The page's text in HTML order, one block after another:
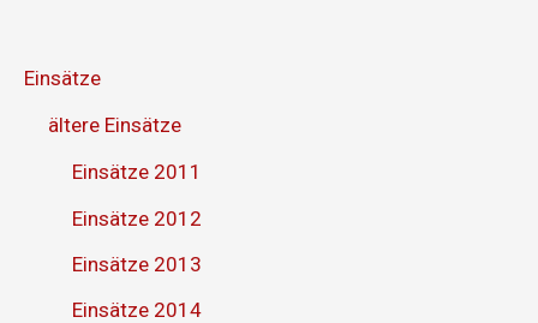
Einsätze
ältere Einsätze
Einsätze 2011
Einsätze 2012
Einsätze 2013
Einsätze 2014